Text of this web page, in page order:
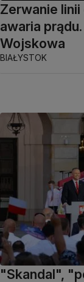
Zerwanie
awaria
Wojskowa
BIAŁYSTOK
"Skandal",